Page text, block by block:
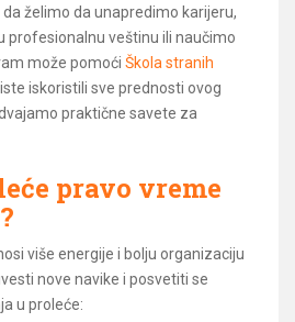
želimo da unapredimo karijeru,
profesionalnu veštinu ili naučimo
može pomoći Škola stranih
iskoristili sve prednosti ovog
praktične savete za
pravo vreme
više energije i bolju organizaciju
nove navike i posvetiti se
u proleće: